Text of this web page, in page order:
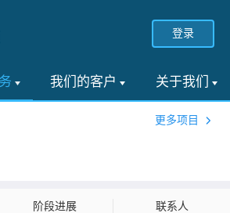
登录
我们的客户 关于我们
更多项目
阶段进展 联系人